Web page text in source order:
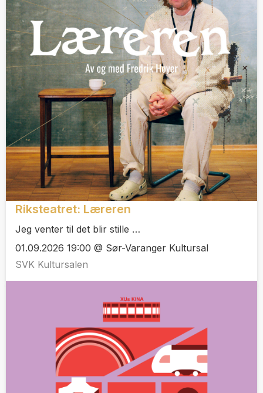
Riksteatret: Læreren
Jeg venter til det blir stille …
01.09.2026 19:00 @ Sør-Varanger Kultursal
SVK Kultursalen